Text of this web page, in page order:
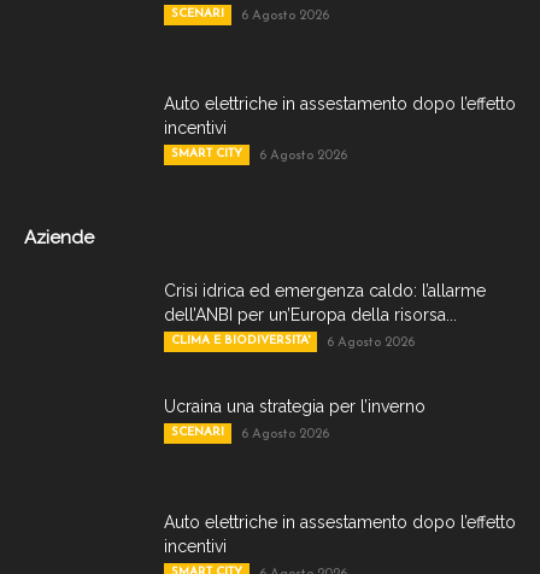
SCENARI 6 Agosto 2026
Auto elettriche in assestamento dopo l’effetto
incentivi
SMART CITY 6 Agosto 2026
Aziende
Crisi idrica ed emergenza caldo: l’allarme
dell’ANBI per un’Europa della risorsa...
CLIMA E BIODIVERSITA' 6 Agosto 2026
Ucraina una strategia per l’inverno
SCENARI 6 Agosto 2026
Auto elettriche in assestamento dopo l’effetto
incentivi